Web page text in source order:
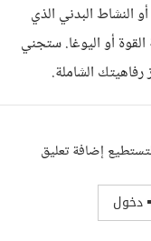
النشاط البدني الذي
أو اليوغا. ستجني
رفاهيتك الشاملة.
إضافة تعليق
دخول